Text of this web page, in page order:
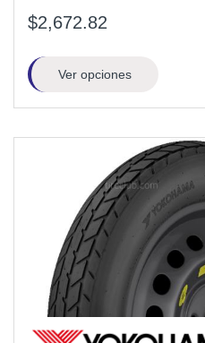
$2,672.82
Ver opciones